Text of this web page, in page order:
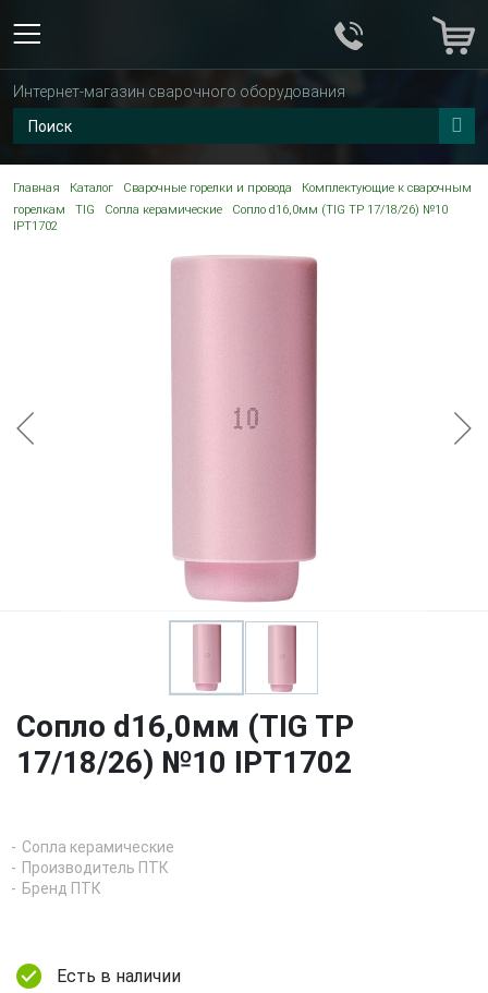
Интернет-магазин сварочного оборудования
Главная Каталог Сварочные горелки и провода
Комплектующие к сварочным
горелкам
TIG Сопла керамические
Сопло d16,0мм (TIG TP 17/18/26) №10
IPT1702
Сопло d16,0мм (TIG TP
17/18/26) №10 IPT1702
Сопла керамические
Производитель ПТК
Бренд ПТК
Есть в наличии